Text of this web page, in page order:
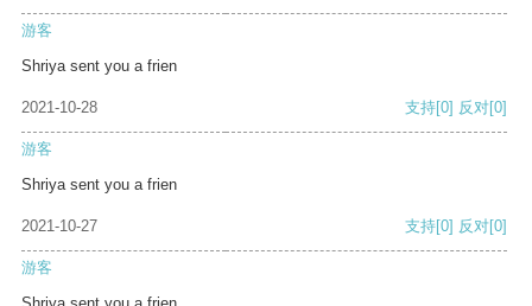
游客
Shriya sent you a frien
2021-10-28 支持[0] 反对[0]
游客
Shriya sent you a frien
2021-10-27 支持[0] 反对[0]
游客